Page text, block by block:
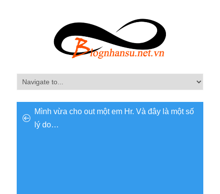
Mình vừa cho out một em Hr. Và đây là một số
lý do…